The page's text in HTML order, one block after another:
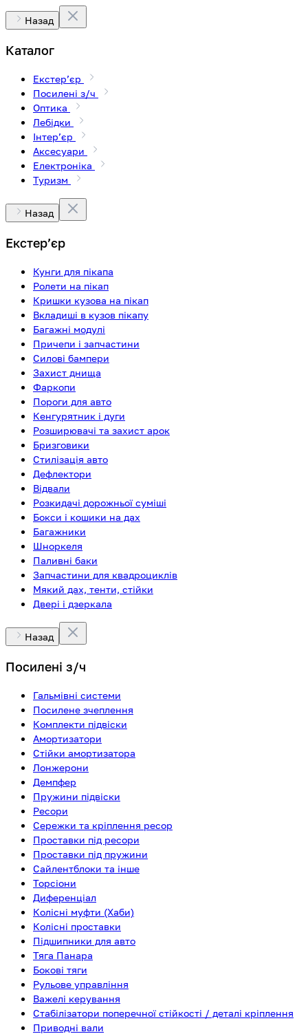
Назад
Каталог
Екстерʼєр
Посилені з/ч
Оптика
Лебідки
Інтерʼєр
Аксесуари
Електроніка
Туризм
Назад
Екстерʼєр
Кунги для пікапа
Ролети на пікап
Кришки кузова на пікап
Вкладиші в кузов пікапу
Багажні модулі
Причепи і запчастини
Силові бампери
Захист днища
Фаркопи
Пороги для авто
Кенгурятник і дуги
Розширювачі та захист арок
Бризговики
Стилізація авто
Дефлектори
Відвали
Розкидачі дорожньої суміші
Бокси і кошики на дах
Багажники
Шноркеля
Паливні баки
Запчастини для квадроциклів
Мякий дах, тенти, стійки
Двері і дзеркала
Назад
Посилені з/ч
Гальмівні системи
Посилене зчеплення
Комплекти підвіски
Амортизатори
Стійки амортизатора
Лонжерони
Демпфер
Пружини підвіски
Ресори
Сережки та кріплення ресор
Проставки під ресори
Проставки під пружини
Сайлентблоки та інше
Торсіони
Диференціал
Колісні муфти (Хаби)
Колісні проставки
Підшипники для авто
Тяга Панара
Бокові тяги
Рульове управління
Важелі керування
Стабілізатори поперечної стійкості / деталі кріплення
Приводні вали